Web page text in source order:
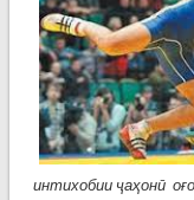
интихобии ҷаҳонӣ